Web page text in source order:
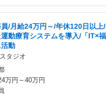
員/月給24万円～/年休120日以
動療育システムを導入/「IT×
動
タジオ
万円～40万円